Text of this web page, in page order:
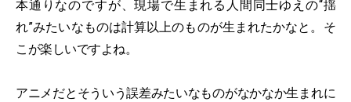
本通りなのですが、現場で生まれる人間同士ゆえの“揺
れ”みたいなものは計算以上のものが生まれたかなと。そ
こが楽しいですよね。
アニメだとそういう誤差みたいなものがなかなか生まれに